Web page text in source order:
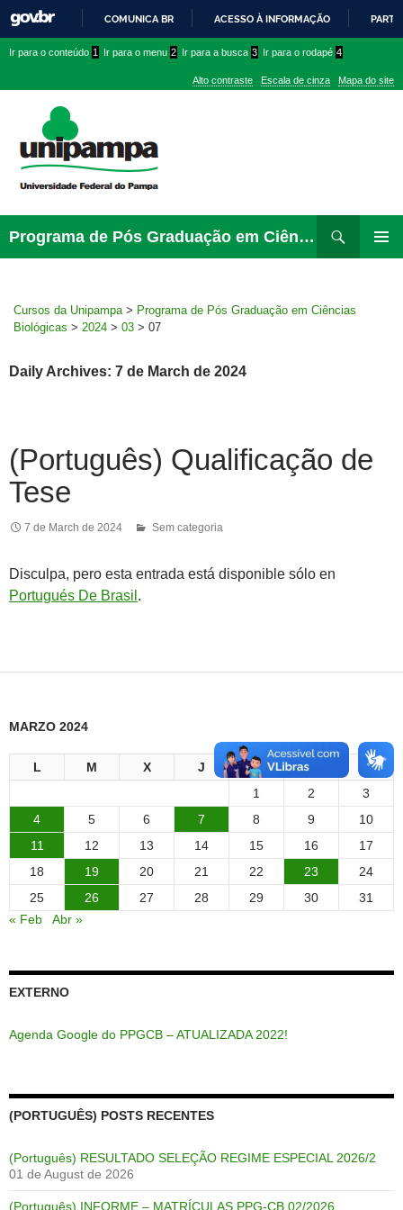
PARA
CONTEÚDO
COMUNICA BR ACESSO À INFORMAÇÃO
conteúdo
menu
superior
menu
Ir para o conteúdo 1 Ir para o menu 2 Ir para a busca 3 Ir para o rodapé 4
Alto contraste Escala de cinza Mapa do site
Programa de Pós Graduação em Ciências Biológicas
para
Cursos da Unipampa > Programa de Pós Graduação em Ciências
Biológicas > 2024 > 03 > 07
Daily Archives: 7 de March de 2024
(Português) Qualificação de
Tese
7 de March de 2024 Sem categoria
Disculpa, pero esta entrada está disponible sólo en
Portugués De Brasil .
MARZO 2024
L M X J V S
D
1
2
3
4
5 6 7 8 9
10
11
12 13 14 15 16
17
18
19 20 21 22 23
24
25
26 27 28 29 30
31
« Feb
Abr »
EXTERNO
Agenda Google do PPGCB – ATUALIZADA 2022!
(PORTUGUÊS) POSTS RECENTES
(Português) RESULTADO SELEÇÃO REGIME ESPECIAL 2026/2
01 de August de 2026
(Português) INFORME – MATRÍCULAS PPG-CB 02/2026